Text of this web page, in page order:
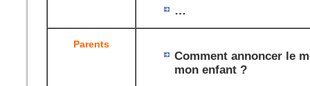
…
Parents
Comment annoncer le
mon enfant ?